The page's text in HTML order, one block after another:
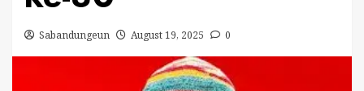
Sabandungeun August 19, 2025 0